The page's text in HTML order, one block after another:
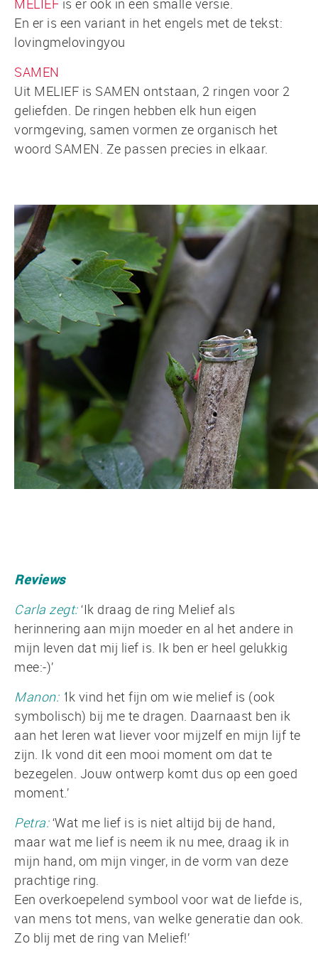
En er is een variant in het engels met de tekst:
lovingmelovingyou
SAMEN
Uit MELIEF is SAMEN ontstaan, 2 ringen voor 2
geliefden. De ringen hebben elk hun eigen
vormgeving, samen vormen ze organisch het
woord SAMEN. Ze passen precies in elkaar.
Reviews
Carla zegt:‘Ik draag de ring Melief als
herinnering aan mijn moeder en al het andere in
mijn leven dat mij lief is. Ik ben er heel gelukkig
mee:-)’
Manon: ‘ Ik vind het fijn om wie melief is (ook
symbolisch) bij me te dragen. Daarnaast ben ik
aan het leren wat liever voor mijzelf en mijn lijf te
zijn. Ik vond dit een mooi moment om dat te
bezegelen. Jouw ontwerp komt dus op een goed
moment.’
Petra:‘Wat me lief is is niet altijd bij de hand,
maar wat me lief is neem ik nu mee, draag ik in
mijn hand, om mijn vinger, in de vorm van deze
prachtige ring.
Een overkoepelend symbool voor wat de liefde is,
van mens tot mens, van welke generatie dan ook.
Zo blij met de ring van Melief!’